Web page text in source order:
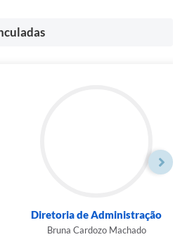
de Administração
Cardozo Machado